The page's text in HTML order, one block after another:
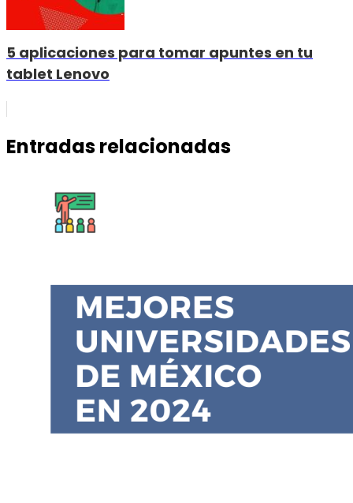
5 aplicaciones para tomar apuntes en tu
tablet Lenovo
Entradas relacionadas